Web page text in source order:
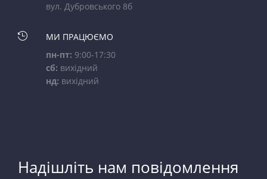
вул. Дубровського 8б

МИ ПРАЦЮЄМО
пн-пт: 9:00-17:30
сб: вихідний
нд: вихідний
Надішліть нам повідомлення